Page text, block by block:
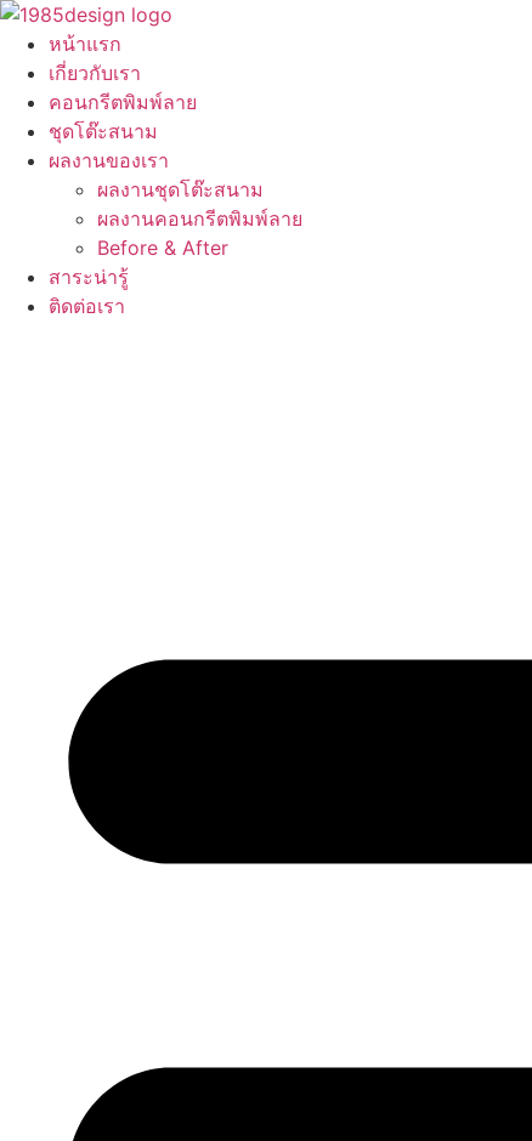
Skip
content
หน้าแรก
เกี่ยวกับเรา
คอนกรีตพิมพ์ลาย
ชุดโต๊ะสนาม
ผลงานของเรา
ผลงานชุดโต๊ะสนาม
ผลงานคอนกรีตพิมพ์ลาย
Before & After
สาระน่ารู้
ติดต่อเรา